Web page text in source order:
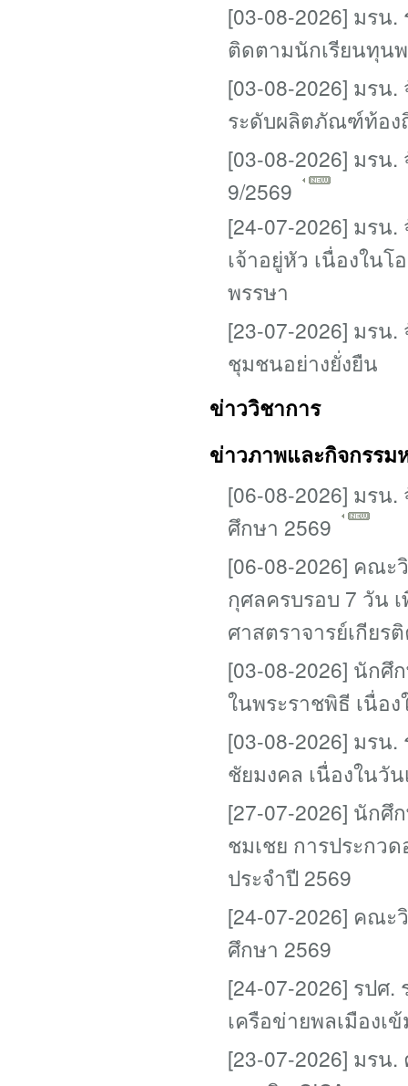
[03-08-2026] มรน
ติดตามนักเรียนทุน
[03-08-2026] มร
ระดับผลิตภัณฑ์ท้อ
[03-08-2026] มรน
9/2569
[24-07-2026] มรน.
เจ้าอยู่หัว เนื่องใน
พรรษา
[23-07-2026] มรน
ชุมชนอย่างยั่งยืน
ข่าววิชาการ
ข่าวภาพและกิจกรรม
[06-08-2026] มรน.
ศึกษา 2569
[06-08-2026] คณ
กุศลครบรอบ 7 วัน
ศาสตราจารย์เกีย
[03-08-2026] นักศึ
ในพระราชพิธี เนื่อ
[03-08-2026] มรน.
ชัยมงคล เนื่องในวั
[27-07-2026] นักศึ
ชมเชย การประกว
ประจำปี 2569
[24-07-2026] คณะ
ศึกษา 2569
[24-07-2026] รปศ.
เครือข่ายพลเมืองเ
[23-07-2026] มรน